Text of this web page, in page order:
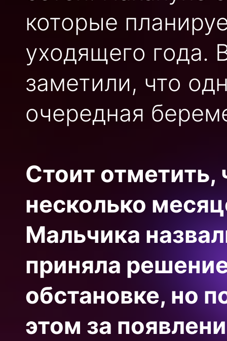
которые
уходящего года.
заметили, что
очередная
Стоит отметить,
несколько
Мальчика
приняла
обстановке, но
этом за